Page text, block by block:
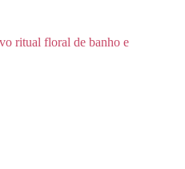
ritual floral de banho e